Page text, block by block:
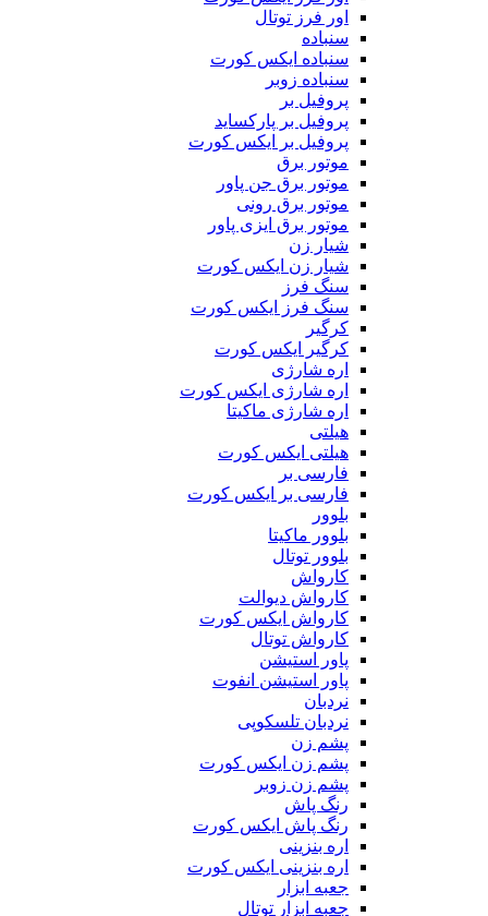
اور فرز توتال
سنباده
سنباده ایکس کورت
سنباده زوبر
پروفیل بر
پروفیل بر پارکساید
پروفیل بر ایکس کورت
موتور برق
موتور برق جن پاور
موتور برق رونی
موتور برق ایزی پاور
شیار زن
شیار زن ایکس کورت
سنگ فرز
سنگ فرز ایکس کورت
کرگیر
کرگیر ایکس کورت
اره شارژی
اره شارژی ایکس کورت
اره شارژی ماکیتا
هیلتی
هیلتی ایکس کورت
فارسی بر
فارسی بر ایکس کورت
بلوور
بلوور ماکیتا
بلوور توتال
کارواش
کارواش دیوالت
کارواش ایکس کورت
کارواش توتال
پاور استیشن
پاور استیشن انفوت
نردبان
نردبان تلسکوپی
پشم زن
پشم زن ایکس کورت
پشم زن زوبر
رنگ پاش
رنگ پاش ایکس کورت
اره بنزینی
اره بنزینی ایکس کورت
جعبه ابزار
جعبه ابزار توتال